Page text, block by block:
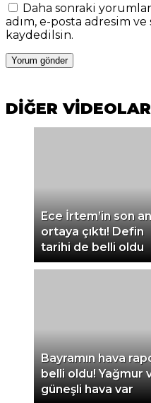
Daha sonraki
adım, e-posta adresim
kaydedilsin.
DİĞER VİDEOLAR
Ece İrtem’in son
ortaya çıktı! Defin
tarihi de belli oldu
Bayramın hava
belli oldu! Yağmur
güneşli hava var